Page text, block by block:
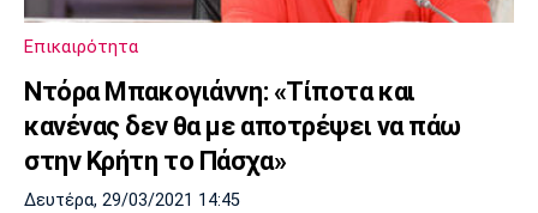
Επικαιρότητα
Ντόρα Μπακογιάννη: «Τίποτα και
κανένας δεν θα με αποτρέψει να πάω
στην Κρήτη το Πάσχα»
Δευτέρα, 29/03/2021 14:45